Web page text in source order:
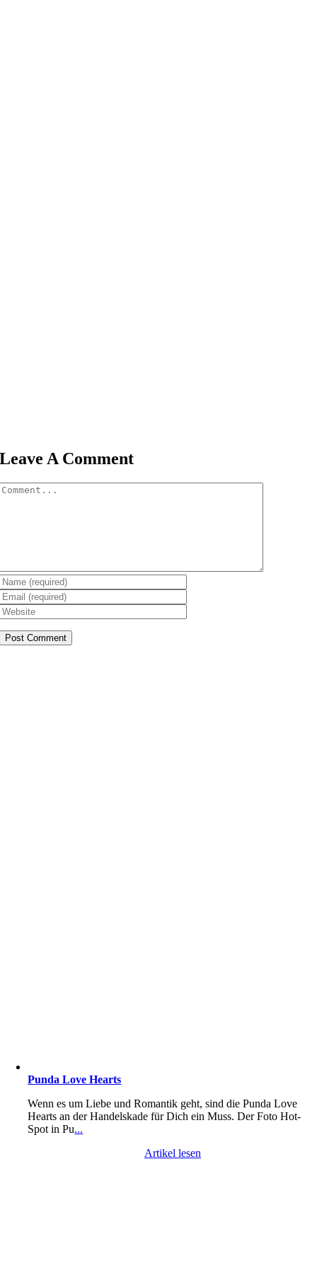
Leave A Comment
Punda Love Hearts
Wenn es um Liebe und Romantik geht, sind die Punda Love
Hearts an der Handelskade für Dich ein Muss. Der Foto Hot-
Spot in Pu...
Artikel lesen